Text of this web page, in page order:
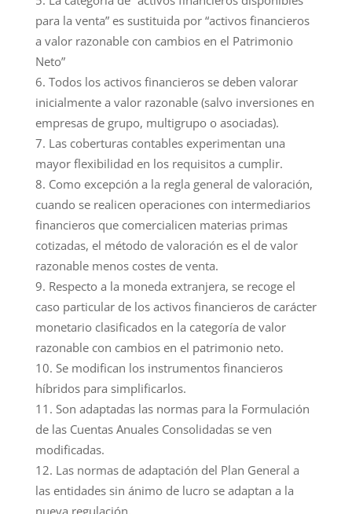
para la venta” es sustituida por “activos financieros
a valor razonable con cambios en el Patrimonio
Neto”
Todos los activos financieros se deben valorar
inicialmente a valor razonable (salvo inversiones en
empresas de grupo, multigrupo o asociadas).
Las coberturas contables experimentan una
mayor flexibilidad en los requisitos a cumplir.
Como excepción a la regla general de valoración,
cuando se realicen operaciones con intermediarios
financieros que comercialicen materias primas
cotizadas, el método de valoración es el de valor
razonable menos costes de venta.
Respecto a la moneda extranjera, se recoge el
caso particular de los activos financieros de carácter
monetario clasificados en la categoría de valor
razonable con cambios en el patrimonio neto.
Se modifican los instrumentos financieros
híbridos para simplificarlos.
Son adaptadas las normas para la Formulación
de las Cuentas Anuales Consolidadas se ven
modificadas.
Las normas de adaptación del Plan General a
las entidades sin ánimo de lucro se adaptan a la
nueva regulación.